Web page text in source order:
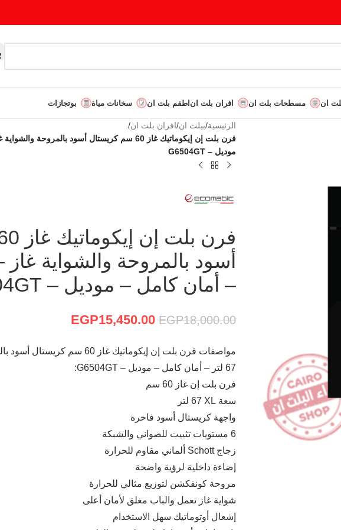
ان مسطحات بلت ان افران بلت اناطقم بلت ان سخانات مياة بوتجازات
الرئيسية/بيلت ان/افران بلت ان/
موديل – G6504GT
– أمان كامل – موديل – G6504GT
EGP18,000.00
EGP15,450.00
مواصفات فرن بلت إن إيكوماتيك غاز
67 لتر – أمان كامل – موديل – G6504GT:
فرن بلت إن غاز 60 سم
سعة XL ‏67 لتر
واجهة كريستال أسود فاخرة
6 مستويات تثبيت للصواني والشبكة
زجاج Schott ألماني مقاوم للحرارة
إضاءة داخلية لرؤية واضحة
مروحة كونفكشن لتوزيع مثالي للحرارة
شواية غاز تعمل والباب مغلق لأمان أعلى
إشعال أوتوماتيك سهل الاستخدام